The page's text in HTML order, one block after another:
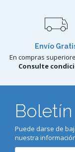
Envío
En compras
Consulte
Boletín
Puede darse de
nuestra